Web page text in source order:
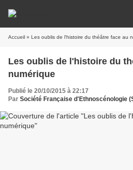
Accueil » Les oublis de l'histoire du théâtre face au
Les oublis de l'histoire du
numérique
Publié le 20/10/2015 à 22:17
Par Société Française d'Ethnoscénologie